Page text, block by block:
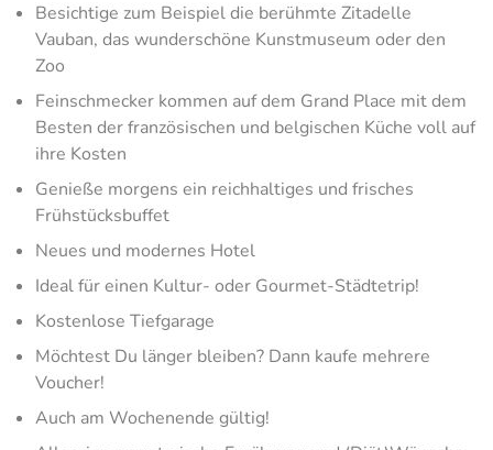
Besichtige zum Beispiel die berühmte Zitadelle
Vauban, das wunderschöne Kunstmuseum oder den
Zoo
Feinschmecker kommen auf dem Grand Place mit dem
Besten der französischen und belgischen Küche voll auf
ihre Kosten
Genieße morgens ein reichhaltiges und frisches
Frühstücksbuffet
Neues und modernes Hotel
Ideal für einen Kultur- oder Gourmet-Städtetrip!
Kostenlose Tiefgarage
Möchtest Du länger bleiben? Dann kaufe mehrere
Voucher!
Auch am Wochenende gültig!